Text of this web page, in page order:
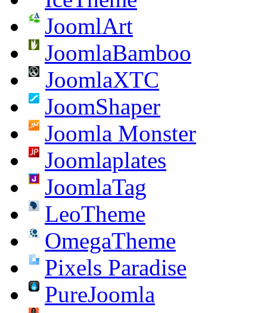
JoomlArt
JoomlaBamboo
JoomlaXTC
JoomShaper
Joomla Monster
Joomlaplates
JoomlaTag
LeoTheme
OmegaTheme
Pixels Paradise
PureJoomla